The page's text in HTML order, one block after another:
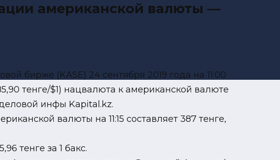
американской валюты —
бирже (KASE) 24 сентября 2019 года на 11:00
тенге/$1) нацвалюта к американской валюте
инфы Kapital.kz.
валюты на 11:15 составляет 387 тенге,
тенге за 1 бакс.